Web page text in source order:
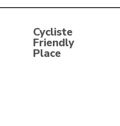
Cycliste
Friendly
Place